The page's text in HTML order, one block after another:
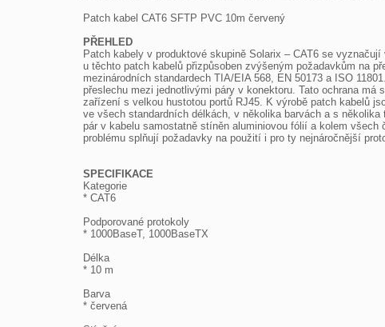
Patch kabel CAT6 SFTP PVC 10m červený
PŘEHLED
Patch kabely v produktové skupině Solarix – CAT6 se
u těchto patch kabelů přizpůsoben zvýšeným požadavkům na
mezinárodních standardech TIA/EIA 568, EN 50173 a ISO
přeslechu mezi jednotlivými páry v konektoru. Tato ochrana
zařízení s velkou hustotou portů RJ45. K výrobě patch kabelů
ve všech standardních délkách, v několika barvách a s
pár v kabelu samostatně stíněn aluminiovou fólií a kolem
problému splňují požadavky na použití i pro ty nejnáročnější
SPECIFIKACE
Kategorie
* CAT6
Podporované protokoly
* 1000BaseT, 1000BaseTX
Délka
* 10 m
Barva
* červená